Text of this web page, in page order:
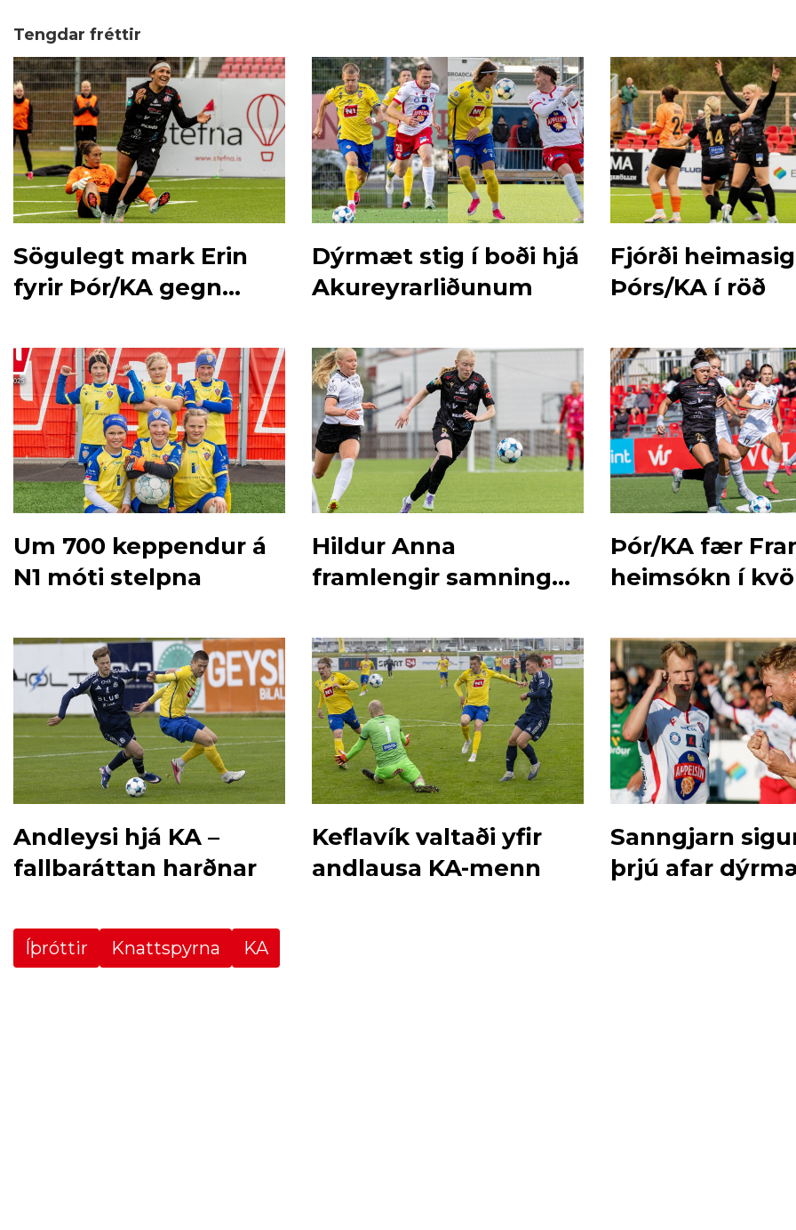
Tengdar fréttir
Sögulegt mark Erin
fyrir Þór/KA gegn
Dýrmæt stig í boði hjá
Akureyrarliðunum
Fjórði
Þórs/KA í röð
Um 700 keppendur á
N1 móti stelpna
Hildur Anna
framlengir samning
Þór/KA fær
heimsókn í
Andleysi hjá KA –
fallbaráttan harðnar
Keflavík valtaði yfir
andlausa KA-menn
Sanngjarn
þrjú afar
Íþróttir Knattspyrna KA